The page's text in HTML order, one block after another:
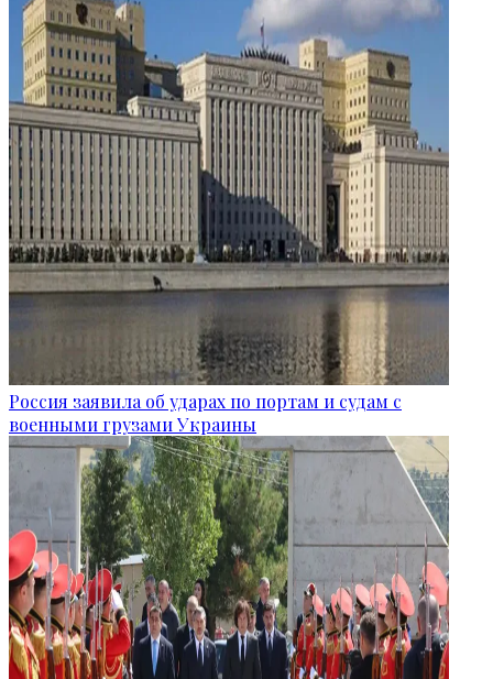
Россия заявила об ударах по портам и судам с
военными грузами Украины